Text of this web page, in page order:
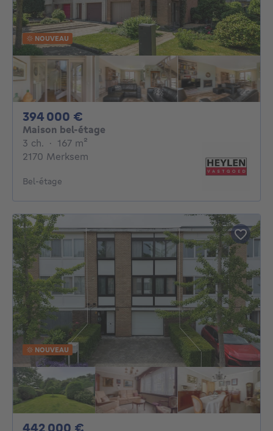
NOUVEAU
394 000 €
Maison bel-étage
3 ch. 3 chambres
· 167 m²
2170 Merksem
Bel-étage
NOUVEAU
442 000 €